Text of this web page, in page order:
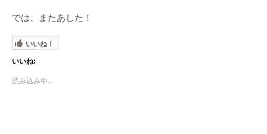
では、またあした！
いいね！
いいね:
読み込み中...